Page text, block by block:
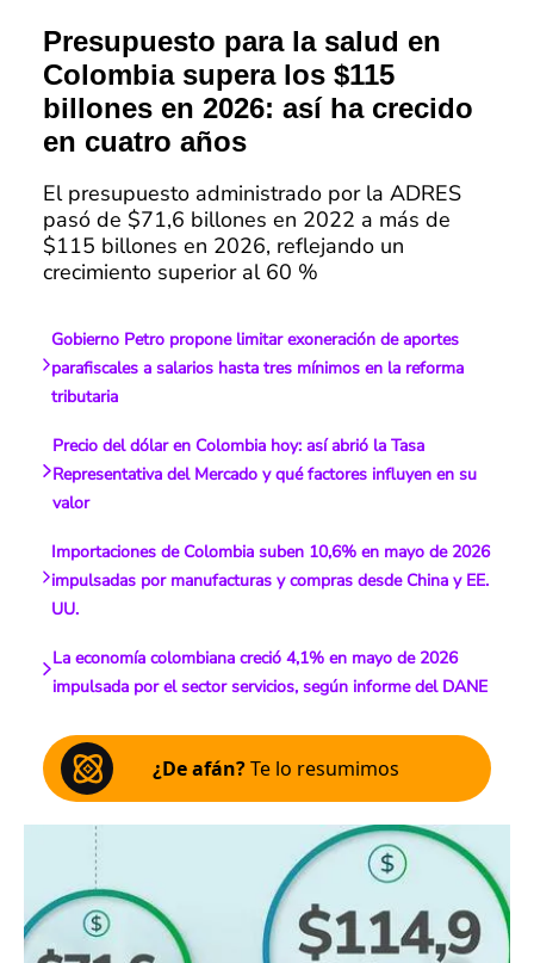
Presupuesto para la salud en
Colombia supera los $115
billones en 2026: así ha crecido
en cuatro años
El presupuesto administrado por la ADRES
pasó de $71,6 billones en 2022 a más de
$115 billones en 2026, reflejando un
crecimiento superior al 60 %
Gobierno Petro propone limitar exoneración de aportes
parafiscales a salarios hasta tres mínimos en la reforma
tributaria
Precio del dólar en Colombia hoy: así abrió la Tasa
Representativa del Mercado y qué factores influyen en su
valor
Importaciones de Colombia suben 10,6% en mayo de 2026
impulsadas por manufacturas y compras desde China y EE.
UU.
La economía colombiana creció 4,1% en mayo de 2026
impulsada por el sector servicios, según informe del DANE
¿De afán?Te lo resumimos